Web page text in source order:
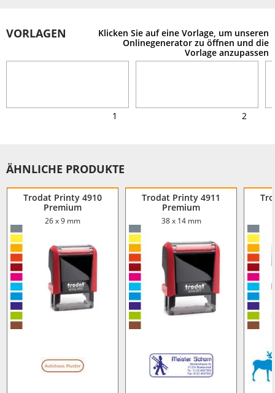
VORLAGEN
Klicken Sie auf eine Vorlage, um unseren
Onlinegenerator zu öffnen und die
Vorlage anzupassen
1 2
ÄHNLICHE PRODUKTE
Trodat Printy 4910
Premium
26 x 9 mm
Trodat Printy 4911
Premium
38 x 14 mm